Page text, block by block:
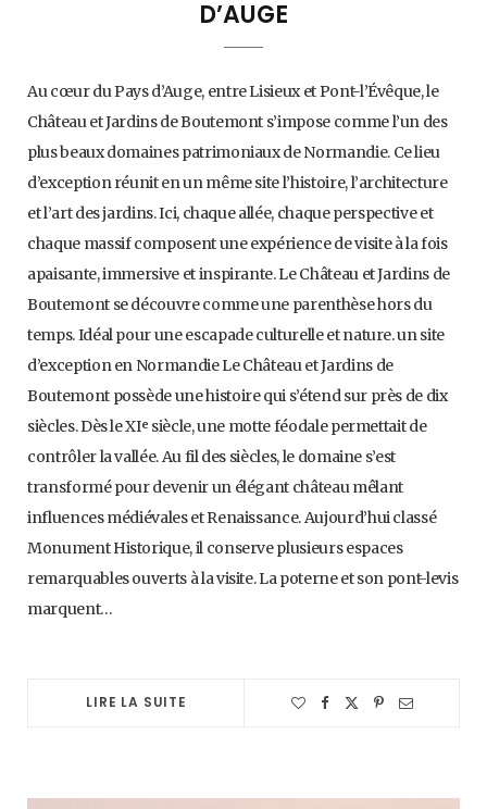
D’AUGE
Au cœur du Pays d’Auge, entre Lisieux et Pont-l’Évêque, le
Château et Jardins de Boutemont s’impose comme l’un des
plus beaux domaines patrimoniaux de Normandie. Ce lieu
d’exception réunit en un même site l’histoire, l’architecture
et l’art des jardins. Ici, chaque allée, chaque perspective et
chaque massif composent une expérience de visite à la fois
apaisante, immersive et inspirante. Le Château et Jardins de
Boutemont se découvre comme une parenthèse hors du
temps. Idéal pour une escapade culturelle et nature. un site
d’exception en Normandie Le Château et Jardins de
Boutemont possède une histoire qui s’étend sur près de dix
siècles. Dès le XIᵉ siècle, une motte féodale permettait de
contrôler la vallée. Au fil des siècles, le domaine s’est
transformé pour devenir un élégant château mêlant
influences médiévales et Renaissance. Aujourd’hui classé
Monument Historique, il conserve plusieurs espaces
remarquables ouverts à la visite. La poterne et son pont-levis
marquent…
LIRE LA SUITE